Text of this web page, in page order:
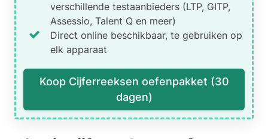
verschillende testaanbieders (LTP, GITP,
Assessio, Talent Q en meer)
Direct online beschikbaar, te gebruiken op
elk apparaat
Koop Cijferreeksen oefenpakket (30
dagen)